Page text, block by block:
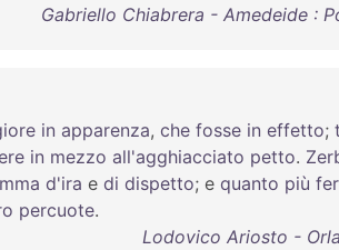
Gabriello Chiabrera - Amedeide :
in apparenza, che fosse in effetto;
in mezzo all'agghiacciato petto.
d'ira e di dispetto; e quanto più
percuote.
Lodovico Ariosto -